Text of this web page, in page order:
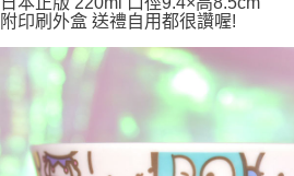
每筆NT$65，滿NT$999(含以上)免運費
7-11取貨付款
每筆NT$65，滿NT$999(含以上)免運費
付款後7-11取貨
每筆NT$65，滿NT$999(含以上)免運費
附印刷外盒 送禮自用都很讚喔!